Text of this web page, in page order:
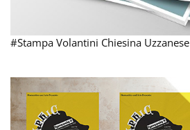
#Stampa Volantini Chiesina Uzzanese